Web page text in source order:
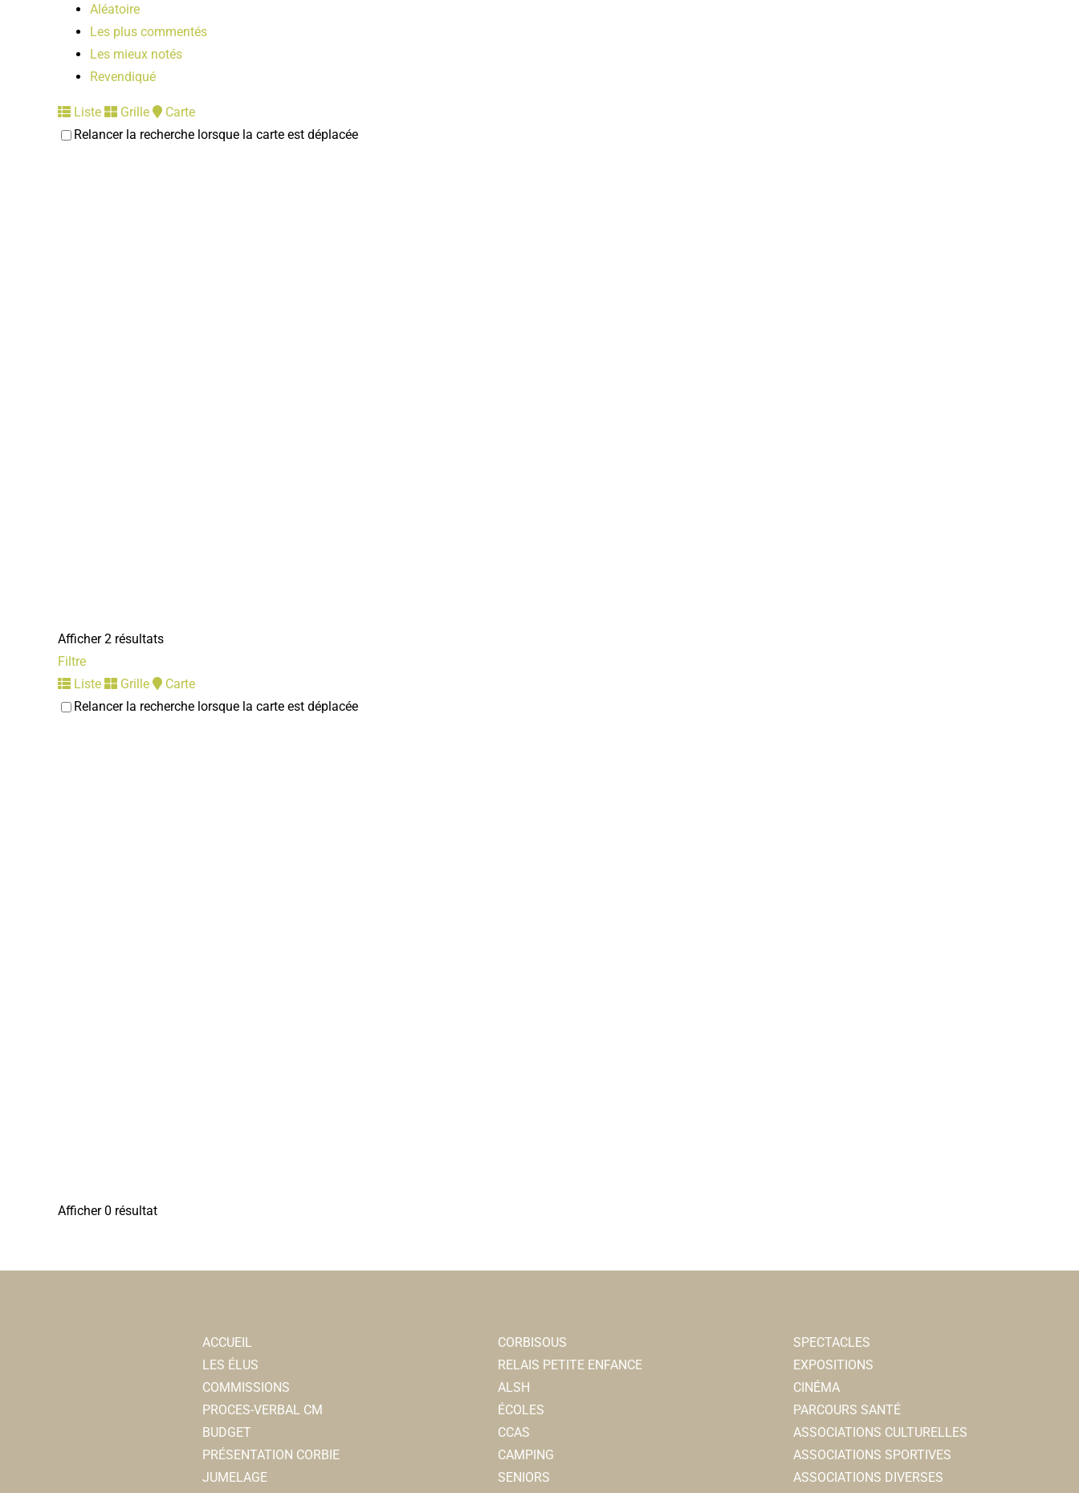
Aléatoire
Les plus commentés
Les mieux notés
Revendiqué
Liste Grille
Carte
Relancer la recherche lorsque la carte est déplacée
Afficher 2 résultats
Filtre
Liste
Grille
Carte
Relancer la recherche lorsque la carte est déplacée
Afficher 0 résultat
ACCUEIL
LES ÉLUS
COMMISSIONS
PROCES-VERBAL CM
BUDGET
PRÉSENTATION CORBIE
JUMELAGE
CORBISOUS
RELAIS PETITE ENFANCE
ALSH
ÉCOLES
CCAS
CAMPING
SENIORS
SPECTACLES
EXPOSITIONS
CINÉMA
PARCOURS SANTÉ
ASSOCIATIONS CULTURELLES
ASSOCIATIONS SPORTIVES
ASSOCIATIONS DIVERSES